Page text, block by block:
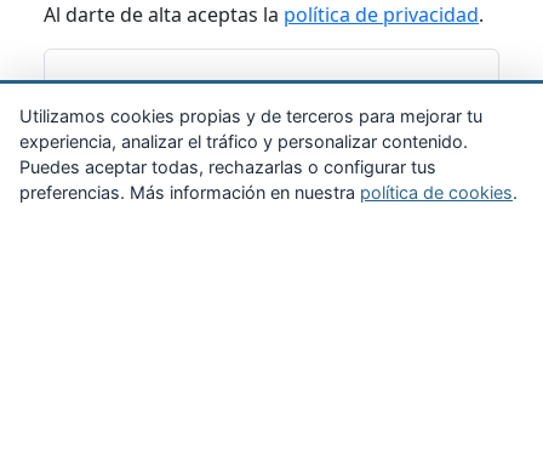
Al darte de alta aceptas la política de privacidad.
Suscribirme
Utilizamos cookies propias y de terceros para mejorar tu
experiencia, analizar el tráfico y personalizar contenido.
Puedes aceptar todas, rechazarlas o configurar tus
preferencias. Más información en nuestra política de cookies.